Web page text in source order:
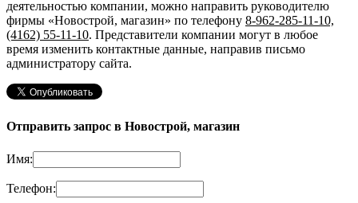
деятельностью компании, можно направить руководителю
фирмы «Новострой, магазин» по телефону 8-962-285-11-10,
(4162) 55-11-10. Представители компании могут в любое
время изменить контактные данные, направив письмо
администратору сайта.
Отправить запрос в Новострой, магазин
Имя:
Телефон: